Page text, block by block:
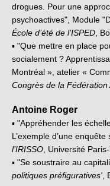
drogues. Pour une
psychoactives", Module
École d’été de l’ISPED,
▪ "Que mettre en place
socialement ?
Montréal », atelier «
Congrès de la Fédération
Antoine Roger
▪ "Appréhender les
L’exemple d’une
l’IRISSO, Université
▪ "Se soustraire au
politiques préfiguratives',